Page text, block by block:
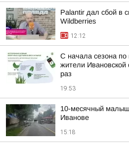
Palantir дал сбой в
Wildberries
12:12
С начала сезона по
жители Ивановской
раз
19:53
10-месячный
Иванове
15:18